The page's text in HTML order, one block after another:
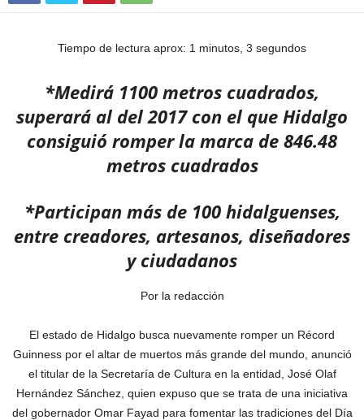
Tiempo de lectura aprox: 1 minutos, 3 segundos
*Medirá 1100 metros cuadrados,
superará al del 2017 con el que Hidalgo
consiguió romper la marca de 846.48
metros cuadrados
*Participan más de 100 hidalguenses,
entre creadores, artesanos, diseñadores
y ciudadanos
Por la redacción
El estado de Hidalgo busca nuevamente romper un Récord
Guinness por el altar de muertos más grande del mundo, anunció
el titular de la Secretaría de Cultura en la entidad, José Olaf
Hernández Sánchez, quien expuso que se trata de una iniciativa
del gobernador Omar Fayad para fomentar las tradiciones del Día